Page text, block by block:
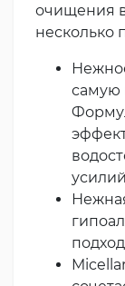
очищения
несколько
самую